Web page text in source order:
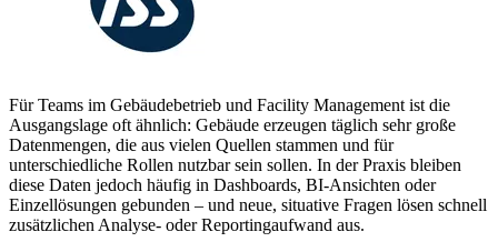
Für Teams im Gebäudebetrieb und Facility Management ist die
Ausgangslage oft ähnlich: Gebäude erzeugen täglich sehr große
Datenmengen, die aus vielen Quellen stammen und für
unterschiedliche Rollen nutzbar sein sollen. In der Praxis bleiben
diese Daten jedoch häufig in Dashboards, BI-Ansichten oder
Einzellösungen gebunden – und neue, situative Fragen lösen schnell
zusätzlichen Analyse- oder Reportingaufwand aus.